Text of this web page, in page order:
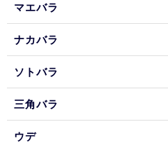
マエバラ
ナカバラ
ソトバラ
三角バラ
ウデ